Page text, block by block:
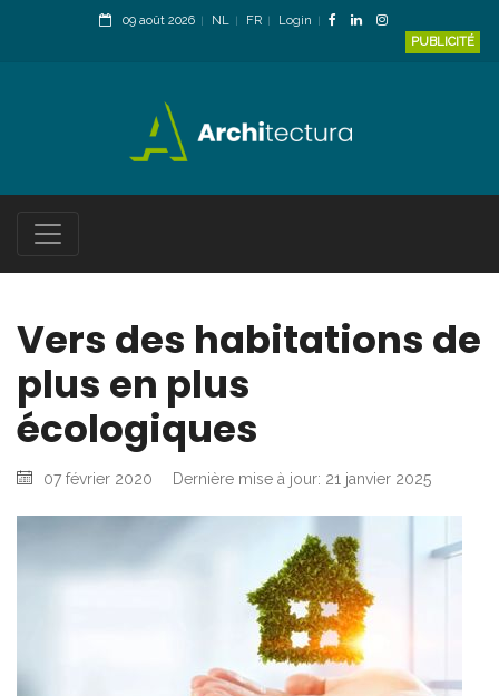
09 août 2026 NL FR
Login
PUBLICITÉ
Vers des habitations de
plus en plus
écologiques
07 février 2020 Dernière mise à jour: 21 janvier 2025